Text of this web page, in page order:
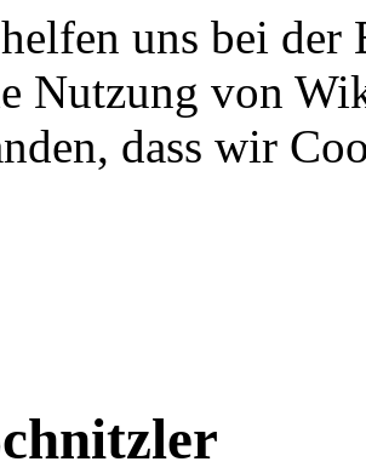
uns bei
Nutzung von
dass wir